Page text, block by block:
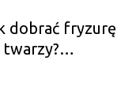
dobrać fryzurę
twarzy?